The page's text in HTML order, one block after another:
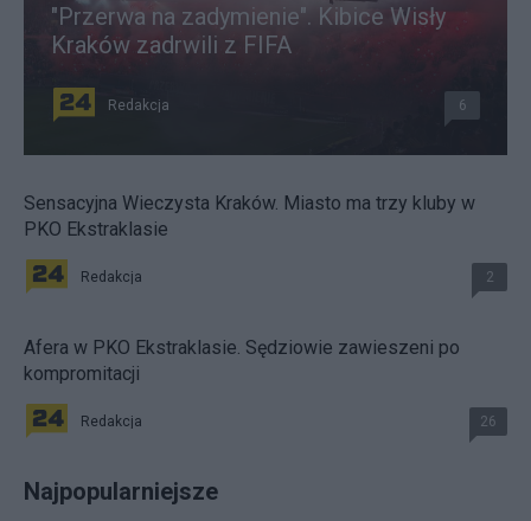
"Przerwa na zadymienie". Kibice Wisły
Kraków zadrwili z FIFA
Redakcja 6
Sensacyjna Wieczysta Kraków. Miasto ma trzy kluby w
PKO Ekstraklasie
Redakcja 2
Afera w PKO Ekstraklasie. Sędziowie zawieszeni po
kompromitacji
Redakcja 26
Najpopularniejsze